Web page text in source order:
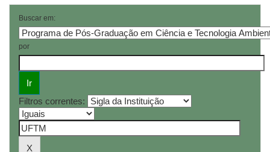
Buscar em:
por
Filtros correntes: